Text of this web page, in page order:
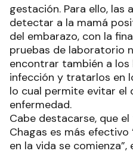
gestación. Para ello, las
detectar a la mamá
del embarazo, con la
pruebas de laboratorio
encontrar también a los
infección y tratarlos en
lo cual permite evitar el
enfermedad.
Cabe destacarse, que
Chagas es más
en la vida se